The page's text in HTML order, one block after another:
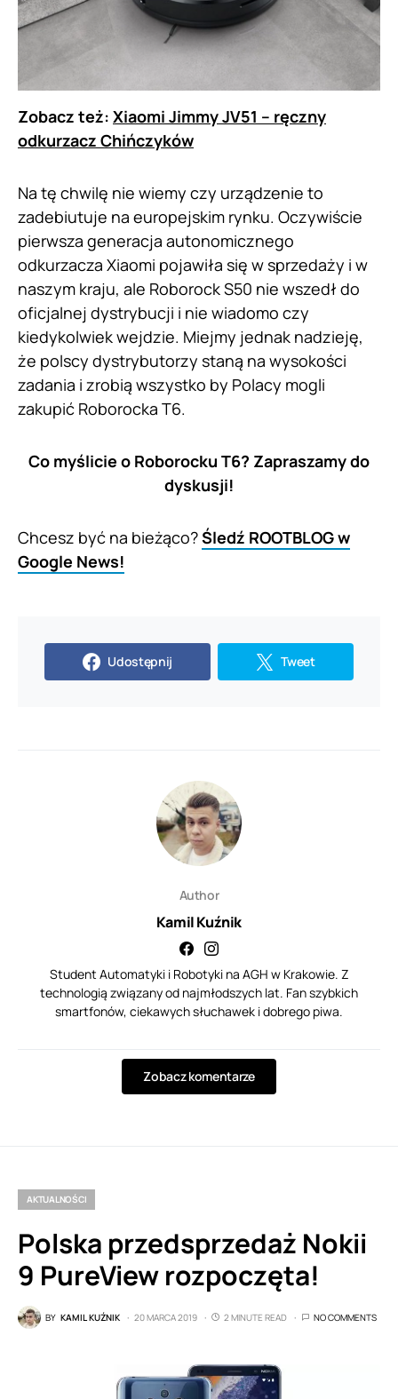
Zobacz też: Xiaomi Jimmy JV51 – ręczny
odkurzacz Chińczyków
Na tę chwilę nie wiemy czy urządzenie to
zadebiutuje na europejskim rynku. Oczywiście
pierwsza generacja autonomicznego
odkurzacza Xiaomi pojawiła się w sprzedaży i w
naszym kraju, ale Roborock S50 nie wszedł do
oficjalnej dystrybucji i nie wiadomo czy
kiedykolwiek wejdzie. Miejmy jednak nadzieję,
że polscy dystrybutorzy staną na wysokości
zadania i zrobią wszystko by Polacy mogli
zakupić Roborocka T6.
Co myślicie o Roborocku T6? Zapraszamy do
dyskusji!
Chcesz być na bieżąco?Śledź ROOTBLOG w
Google News!
Udostępnij Tweet
Author
Kamil Kuźnik
Student Automatyki i Robotyki na AGH w Krakowie. Z
technologią związany od najmłodszych lat. Fan szybkich
smartfonów, ciekawych słuchawek i dobrego piwa.
Zobacz komentarze
AKTUALNOŚCI
Polska przedsprzedaż Nokii
9 PureView rozpoczęta!
BY KAMIL KUŹNIK 20 MARCA 2019 2 MINUTE READ NO COMMENTS